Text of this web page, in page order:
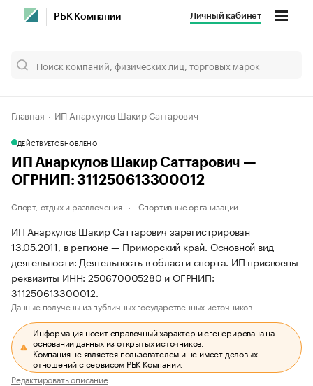
РБК Компании Личный кабинет
Главная ИП Анаркулов Шакир Саттарович
ДЕЙСТВУЕТОБНОВЛЕНО
ИП Анаркулов Шакир Саттарович —
ОГРНИП: 311250613300012
Спорт, отдых и развлечения Спортивные организации
ИП Анаркулов Шакир Саттарович зарегистрирован
13.05.2011, в регионе — Приморский край. Основной вид
деятельности: Деятельность в области спорта. ИП присвоены
реквизиты ИНН: 250670005280 и ОГРНИП:
311250613300012.
Данные получены из публичных государственных источников.
Информация носит справочный характер и сгенерирована на
основании данных из открытых источников.
Компания не является пользователем и не имеет деловых
отношений с сервисом РБК Компании.
Редактировать описание